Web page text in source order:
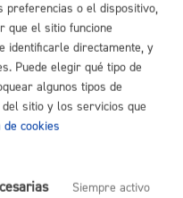
para Vehículos
preferencias o el dispositivo,
que el sitio funcione
identificarle directamente, y
Puede elegir qué tipo de
algunos tipos de
sitio y los servicios que
cookies
Siempre activo